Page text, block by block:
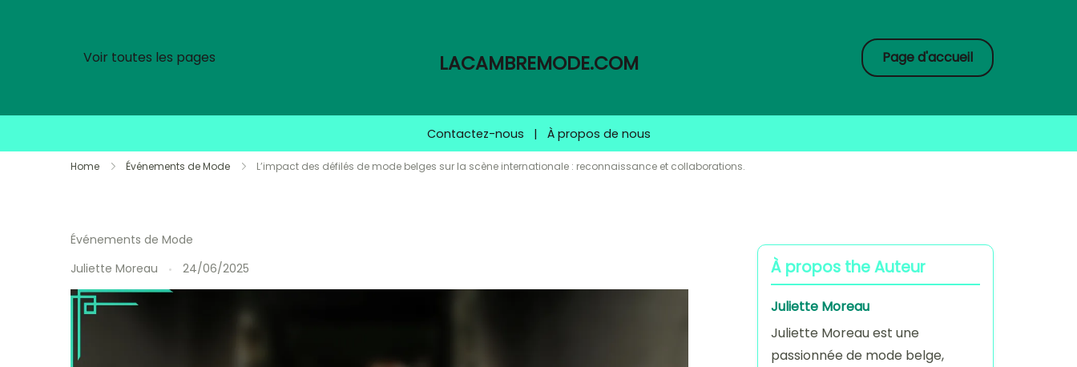
Voir toutes les pages LACAMBREMODE.COM Page d'accueil
Contactez-nous | À propos de nous
Home Événements de Mode L’impact des défilés de mode belges sur la scène internationale : reconnaissance et collaborations.
Événements de Mode
Juliette Moreau
24/06/2025 À propos the Auteur
Juliette Moreau
Juliette Moreau est une
passionnée de mode belge,